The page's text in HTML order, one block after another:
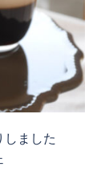
しました